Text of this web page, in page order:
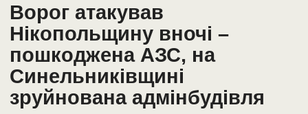
Ворог атакував
Нікопольщину вночі –
пошкоджена АЗС, на
Синельниківщині
зруйнована адмінбудівля